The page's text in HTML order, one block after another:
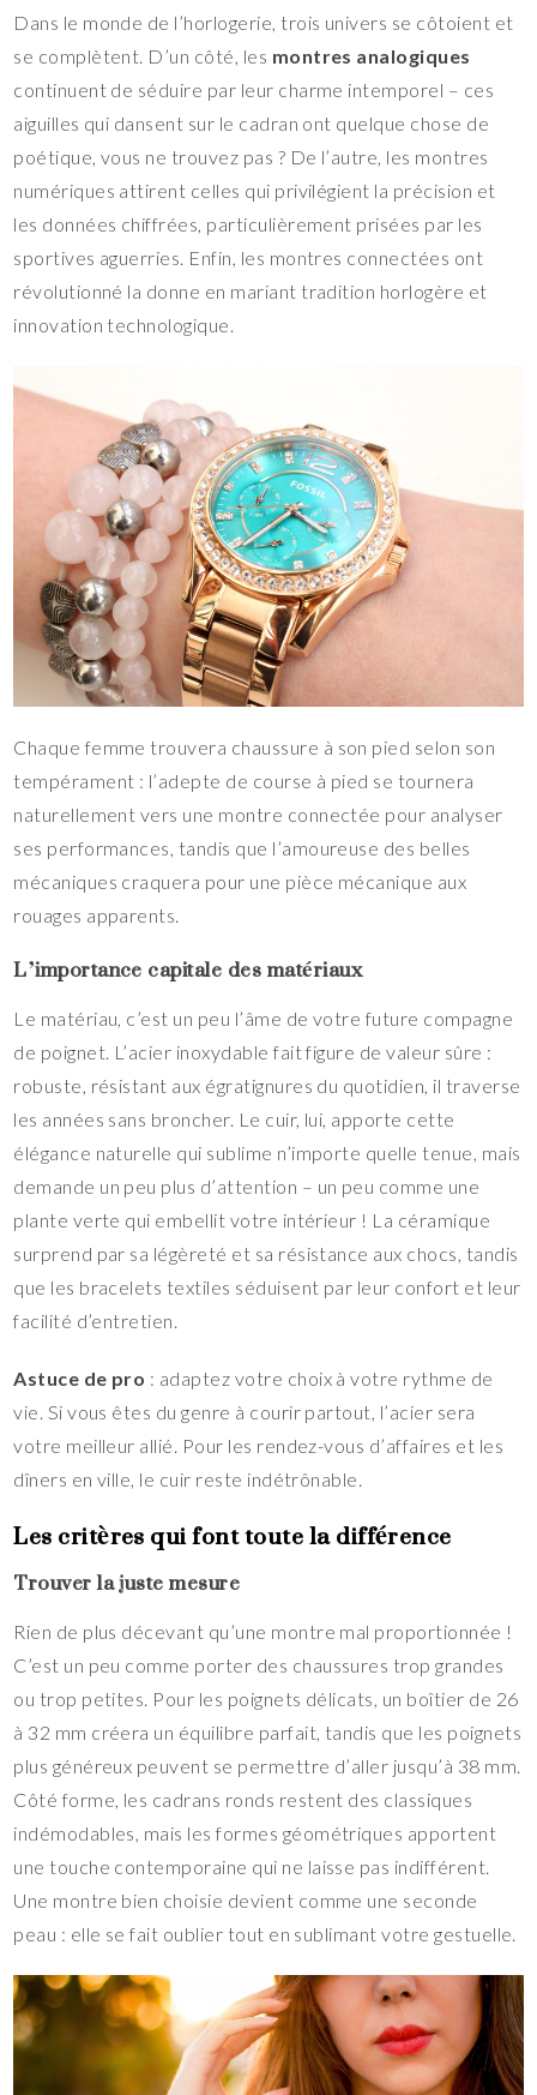
Dans le monde de l’horlogerie, trois univers se côtoient et
se complètent. D’un côté, les montres analogiques
continuent de séduire par leur charme intemporel – ces
aiguilles qui dansent sur le cadran ont quelque chose de
poétique, vous ne trouvez pas ? De l’autre, les montres
numériques attirent celles qui privilégient la précision et
les données chiffrées, particulièrement prisées par les
sportives aguerries. Enfin, les montres connectées ont
révolutionné la donne en mariant tradition horlogère et
innovation technologique.
Chaque femme trouvera chaussure à son pied selon son
tempérament : l’adepte de course à pied se tournera
naturellement vers une montre connectée pour analyser
ses performances, tandis que l’amoureuse des belles
mécaniques craquera pour une pièce mécanique aux
rouages apparents.
L’importance capitale des matériaux
Le matériau, c’est un peu l’âme de votre future compagne
de poignet. L’acier inoxydable fait figure de valeur sûre :
robuste, résistant aux égratignures du quotidien, il traverse
les années sans broncher. Le cuir, lui, apporte cette
élégance naturelle qui sublime n’importe quelle tenue, mais
demande un peu plus d’attention – un peu comme une
plante verte qui embellit votre intérieur ! La céramique
surprend par sa légèreté et sa résistance aux chocs, tandis
que les bracelets textiles séduisent par leur confort et leur
facilité d’entretien.
Astuce de pro : adaptez votre choix à votre rythme de
vie. Si vous êtes du genre à courir partout, l’acier sera
votre meilleur allié. Pour les rendez-vous d’affaires et les
dîners en ville, le cuir reste indétrônable.
Les critères qui font toute la différence
Trouver la juste mesure
Rien de plus décevant qu’une montre mal proportionnée !
C’est un peu comme porter des chaussures trop grandes
ou trop petites. Pour les poignets délicats, un boîtier de 26
à 32 mm créera un équilibre parfait, tandis que les poignets
plus généreux peuvent se permettre d’aller jusqu’à 38 mm.
Côté forme, les cadrans ronds restent des classiques
indémodables, mais les formes géométriques apportent
une touche contemporaine qui ne laisse pas indifférent.
Une montre bien choisie devient comme une seconde
peau : elle se fait oublier tout en sublimant votre gestuelle.